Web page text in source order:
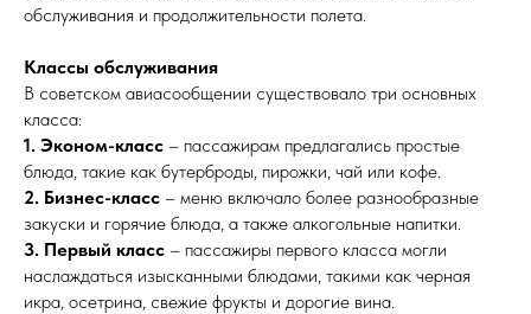
обслуживания и продолжительности полета.
Классы обслуживания
В советском авиасообщении существовало три основных
класса:
1. Эконом-класс – пассажирам предлагались простые
блюда, такие как бутерброды, пирожки, чай или кофе.
2. Бизнес-класс – меню включало более разнообразные
закуски и горячие блюда, а также алкогольные напитки.
3. Первый класс – пассажиры первого класса могли
наслаждаться изысканными блюдами, такими как черная
икра, осетрина, свежие фрукты и дорогие вина.